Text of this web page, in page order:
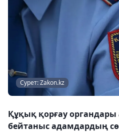
Сурет: Zakon.kz
Құқық қорғау
бейтаныс адамдардың